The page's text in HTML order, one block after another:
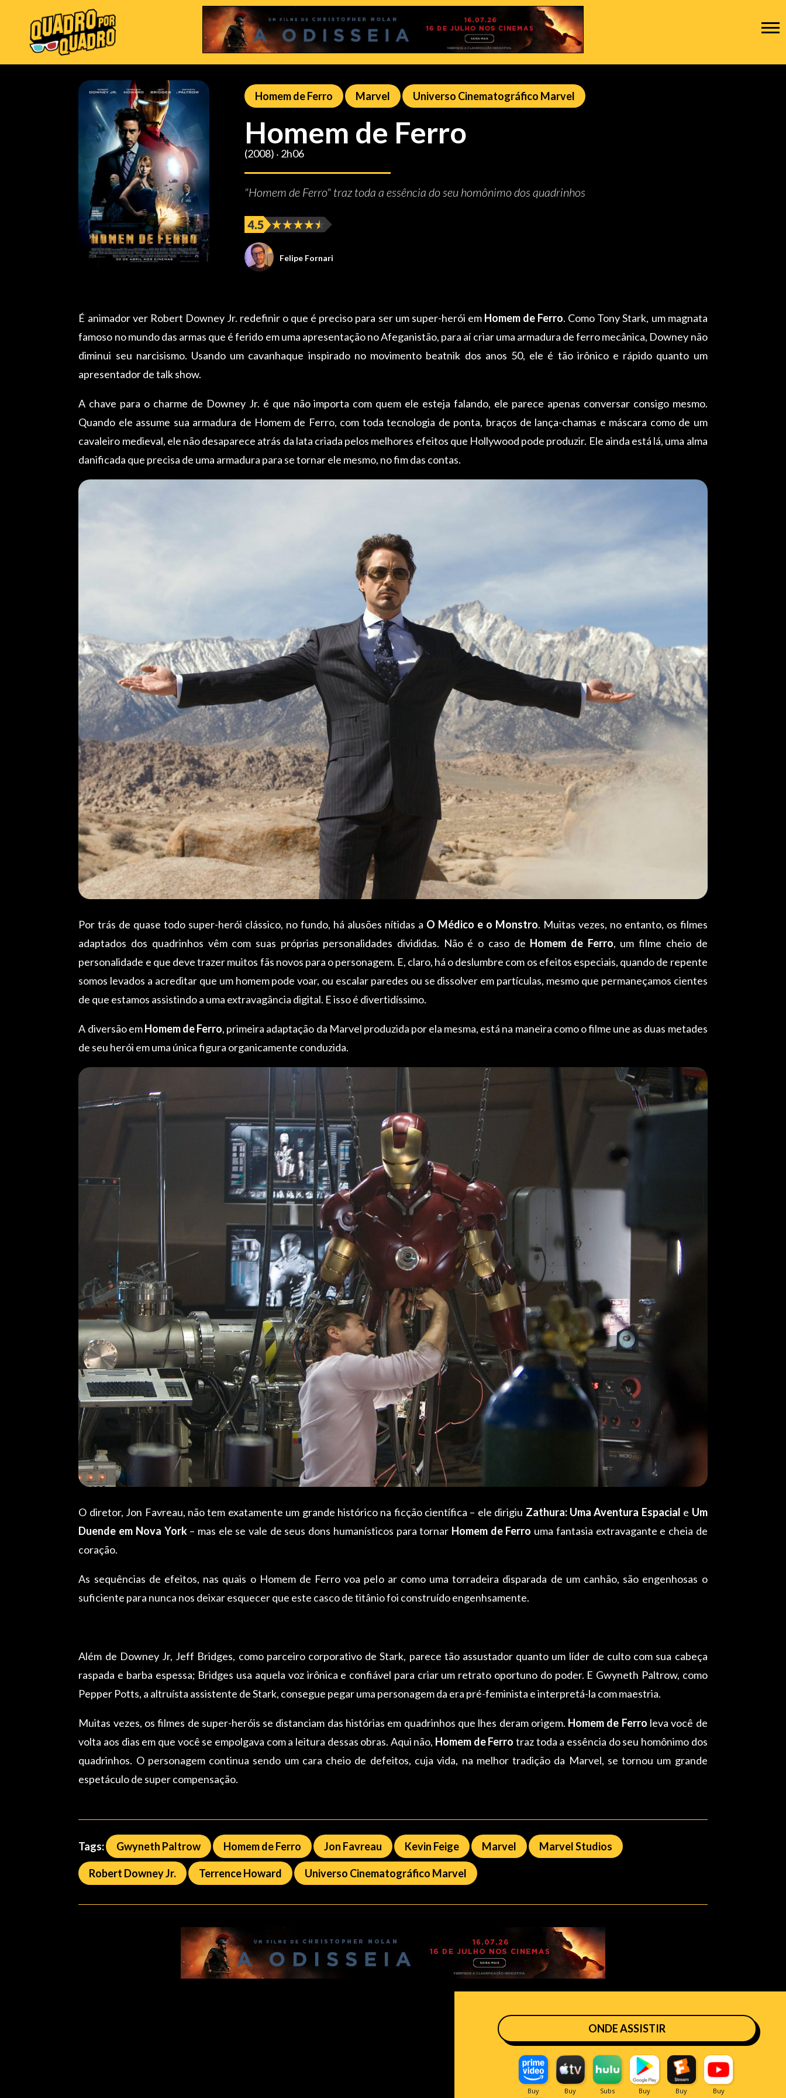
Homem de Ferro Marvel Universo Cinematográfico Marvel
Homem de Ferro
(2008) ‧ 2h06
"Homem de Ferro" traz toda a essência do seu homônimo dos quadrinhos
Felipe Fornari
É animador ver Robert Downey Jr. redefinir o que é preciso para ser um super-herói em Homem de Ferro. Como Tony Stark, um magnata
famoso no mundo das armas que é ferido em uma apresentação no Afeganistão, para aí criar uma armadura de ferro mecânica, Downey não
diminui seu narcisismo. Usando um cavanhaque inspirado no movimento beatnik dos anos 50, ele é tão irônico e rápido quanto um
apresentador de talk show.
A chave para o charme de Downey Jr. é que não importa com quem ele esteja falando, ele parece apenas conversar consigo mesmo.
Quando ele assume sua armadura de Homem de Ferro, com toda tecnologia de ponta, braços de lança-chamas e máscara como de um
cavaleiro medieval, ele não desaparece atrás da lata criada pelos melhores efeitos que Hollywood pode produzir. Ele ainda está lá, uma alma
danificada que precisa de uma armadura para se tornar ele mesmo, no fim das contas.
Por trás de quase todo super-herói clássico, no fundo, há alusões nítidas a O Médico e o Monstro. Muitas vezes, no entanto, os filmes
adaptados dos quadrinhos vêm com suas próprias personalidades divididas. Não é o caso de Homem de Ferro, um filme cheio de
personalidade e que deve trazer muitos fãs novos para o personagem. E, claro, há o deslumbre com os efeitos especiais, quando de repente
somos levados a acreditar que um homem pode voar, ou escalar paredes ou se dissolver em partículas, mesmo que permaneçamos cientes
de que estamos assistindo a uma extravagância digital. E isso é divertidíssimo.
A diversão emHomem de Ferro, primeira adaptação da Marvel produzida por ela mesma, está na maneira como o filme une as duas metades
de seu herói em uma única figura organicamente conduzida.
O diretor, Jon Favreau, não tem exatamente um grande histórico na ficção científica – ele dirigiu Zathura: Uma Aventura Espacial e Um
Duende em Nova York– mas ele se vale de seus dons humanísticos para tornar Homem de Ferro uma fantasia extravagante e cheia de
coração.
As sequências de efeitos, nas quais o Homem de Ferro voa pelo ar como uma torradeira disparada de um canhão, são engenhosas o
suficiente para nunca nos deixar esquecer que este casco de titânio foi construído engenhsamente.
Além de Downey Jr, Jeff Bridges, como parceiro corporativo de Stark, parece tão assustador quanto um líder de culto com sua cabeça
raspada e barba espessa; Bridges usa aquela voz irônica e confiável para criar um retrato oportuno do poder. E Gwyneth Paltrow, como
Pepper Potts, a altruísta assistente de Stark, consegue pegar uma personagem da era pré-feminista e interpretá-la com maestria.
Muitas vezes, os filmes de super-heróis se distanciam das histórias em quadrinhos que lhes deram origem. Homem de Ferro leva você de
volta aos dias em que você se empolgava com a leitura dessas obras. Aqui não, Homem de Ferro traz toda a essência do seu homônimo dos
quadrinhos. O personagem continua sendo um cara cheio de defeitos, cuja vida, na melhor tradição da Marvel, se tornou um grande
espetáculo de super compensação.
Tags: Gwyneth Paltrow Homem de Ferro Jon Favreau Kevin Feige Marvel Marvel Studios
Robert Downey Jr. Terrence Howard Universo Cinematográfico Marvel
ONDE ASSISTIR